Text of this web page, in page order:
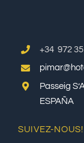
+34 972
Passeig
ESPAÑA
SUIVEZ-NOUS!